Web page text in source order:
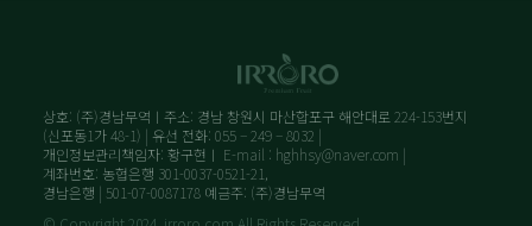
상호: (주)경남무역ㅣ주소: 경남 창원시 마산합포구 해안대로 224-153번지
(신포동1가 48-1) | 유선 전화: 055 – 249 – 8032 |
개인정보관리책임자: 황구현ㅣ E-mail : hghhsy@naver.com |
계좌번호: 농협은행 301-0037-0521-21,
경남은행 | 501-07-0087178 예금주: (주)경남무역